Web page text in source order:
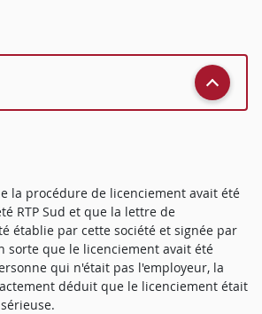
la procédure de licenciement avait été
RTP Sud et que la lettre de
établie par cette société et signée par
sorte que le licenciement avait été
qui n'était pas l'employeur, la
déduit que le licenciement était